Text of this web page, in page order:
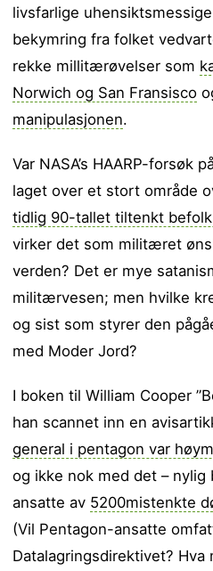
livsfarlige
bekymring fra folket
rekke millitærøvelser som
Norwich og San Fransisco
manipulasjonen.
Var NASA’s HAARP-forsøk
laget over et stort område
tidlig 90-tallet tiltenkt
virker det som militæret
verden? Det er mye
militærvesen; men hvilke
og sist som styrer den
med Moder Jord?
I boken til William Cooper
han scannet inn en
general i pentagon var
og ikke nok med det – nylig
ansatte av 5200mistenkte
(Vil Pentagon-ansatte
Datalagringsdirektivet? Hva